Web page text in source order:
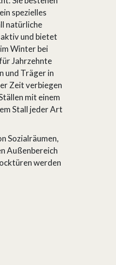
spezielles
natürliche
und bietet
Winter bei
Jahrzehnte
und Träger in
Zeit verbiegen
mit einem
Stall jeder Art
Sozialräumen,
Außenbereich
werden